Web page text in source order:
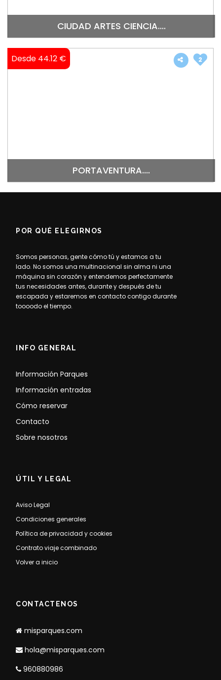
CIUDAD ARTES CIENCIA....
Desde 44.12 €
PORTAVENTURA....
2
POR QUÉ ELEGIRNOS
Somos personas, gente cómo tú y estamos a tu
lado. No somos una multinacional sin alma ni una
máquina sin corazón y entendemos perfectamente
tus necesidades antes, durante y después de tu
escapada y estaremos en contacto contigo durante
toooodo el tiempo.
INFO GENERAL
Información Parques
Información entradas
Cómo reservar
Contacto
Sobre nosotros
ÚTIL Y LEGAL
Aviso Legal
Condiciones generales
Política de privacidad y cookies
Contrato viaje combinado
Volver a inicio
CONTACTENOS
misparques.com
hola@misparques.com
960880986